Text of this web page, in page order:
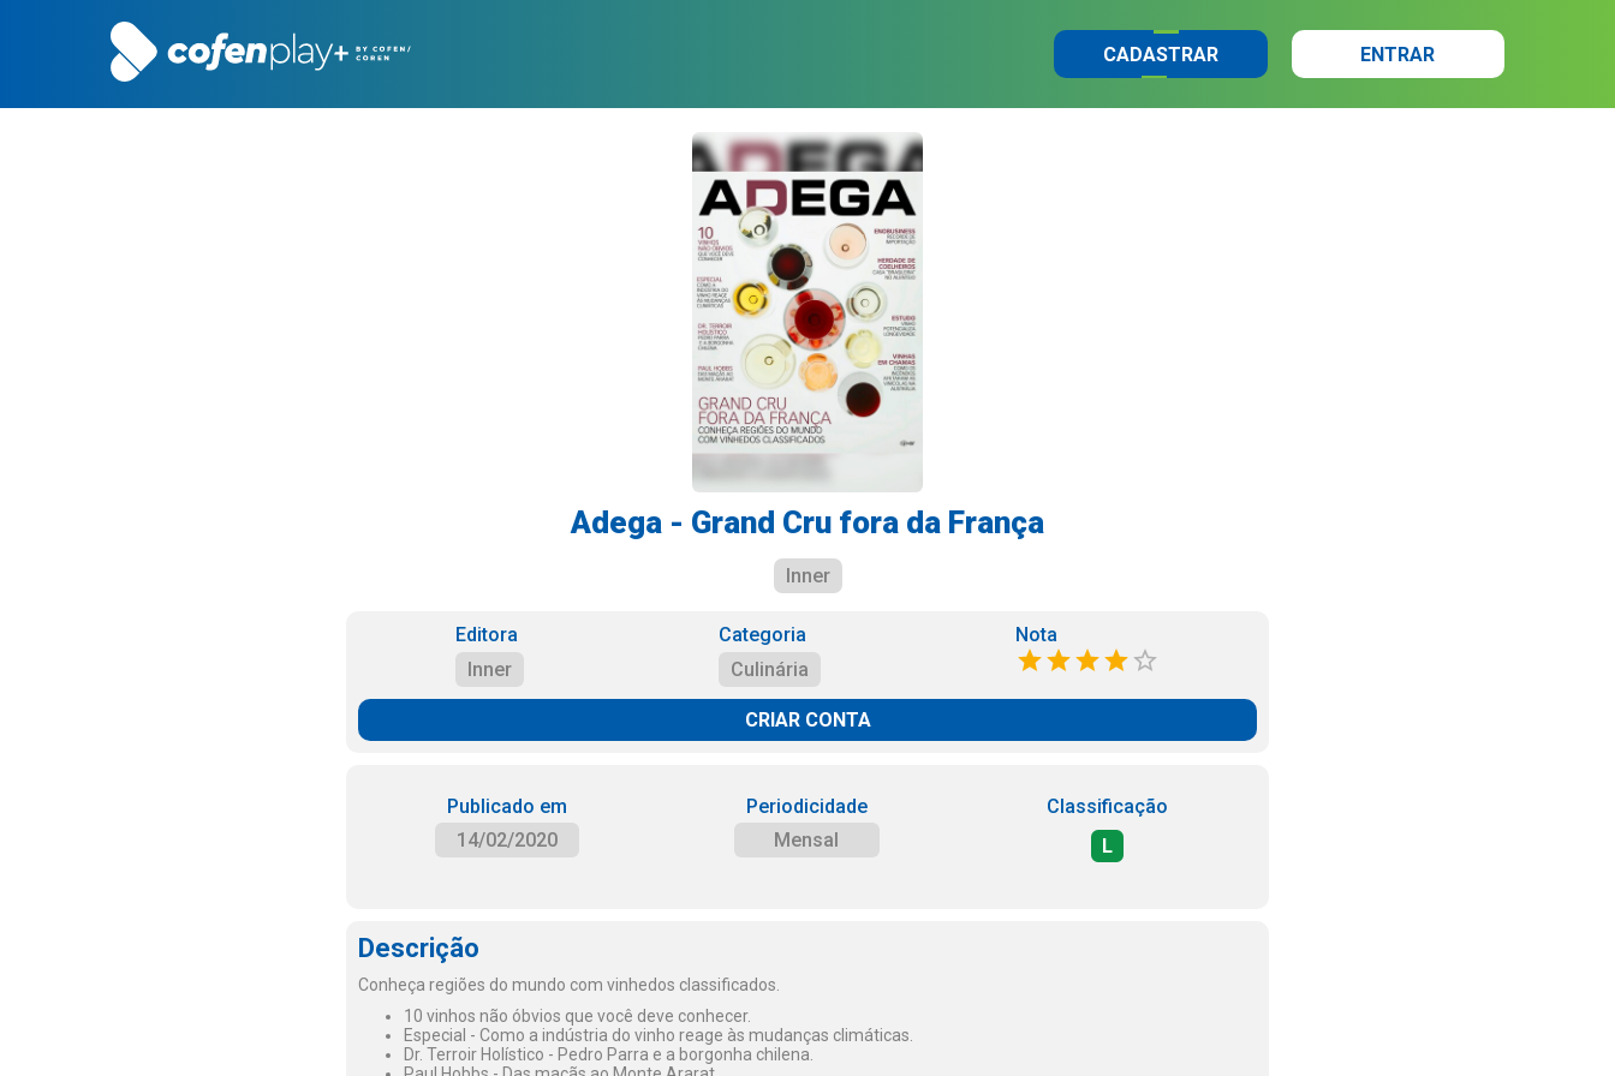
CADASTRAR ENTRAR
Adega - Grand Cru fora da França
Inner
Editora
Inner
Categoria
Culinária
Nota
CRIAR CONTA
Publicado em
14/02/2020
Periodicidade
Mensal
Classificação
L
Descrição
Conheça regiões do mundo com vinhedos classificados.
10 vinhos não óbvios que você deve conhecer.
Especial - Como a indústria do vinho reage às mudanças climáticas.
Dr. Terroir Holístico - Pedro Parra e a borgonha chilena.